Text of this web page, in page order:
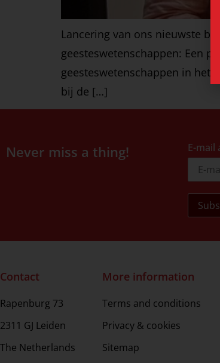
Lancering van ons nieuwste
geesteswetenschappen: Een
geesteswetenschappen in het
bij de […]
Never miss a thing! E-mail
Contact
Rapenburg 73
2311 GJ Leiden
The Netherlands
More information
Terms and conditions
Privacy & cookies
Sitemap